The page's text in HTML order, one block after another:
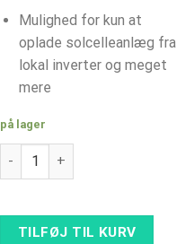
Mulighed for kun at
oplade solcelleanlæg fra
lokal inverter og meget
mere
på lager
ABB Terra AC 22kW, Type 2
TILFØJ TIL KURV